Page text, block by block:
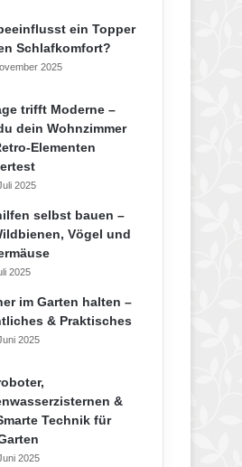
ein Topper
Schlafkomfort?
2025
trifft Moderne –
dein Wohnzimmer
Elementen
2025
selbst bauen –
Vögel und
2025
im Garten halten –
& Praktisches
2025
&
Technik für
2025